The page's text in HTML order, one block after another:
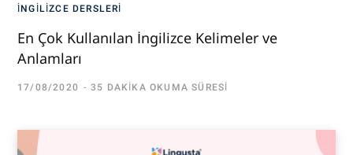
İNGILIZCE DERSLERI
En Çok Kullanılan İngilizce Kelimeler ve
Anlamları
17/08/2020 35 DAKIKA OKUMA SÜRESI